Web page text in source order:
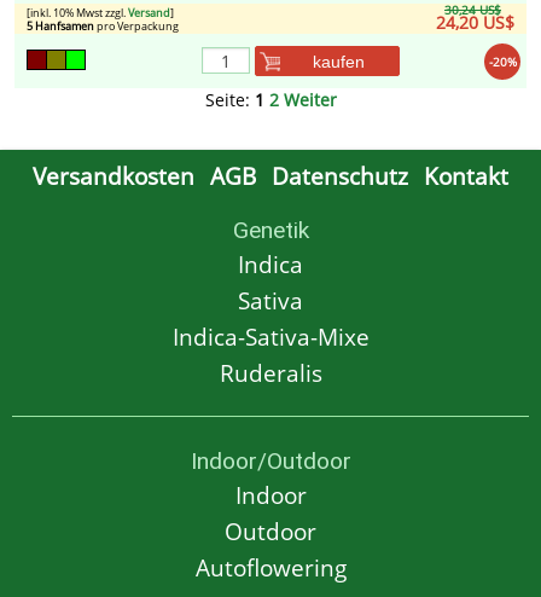
30,24 US$
24,20 US$
[inkl. 10% Mwst zzgl.Versand]
5 Hanfsamenpro Verpackung
-20%
kaufen
Seite: 1 2 Weiter
Versandkosten AGB Datenschutz Kontakt
Genetik
Indica
Sativa
Indica-Sativa-Mixe
Ruderalis
Indoor/Outdoor
Indoor
Outdoor
Autoflowering